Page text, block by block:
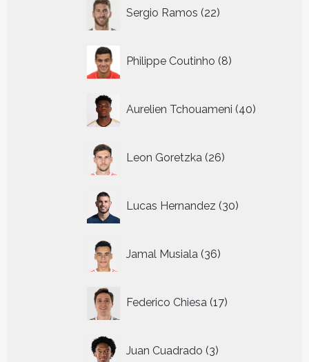
Sergio Ramos 22
producten
Philippe Coutinho 8
producten
Aurelien Tchouameni 40
producten
Leon Goretzka 26
producten
Lucas Hernandez 30
producten
Jamal Musiala 36
producten
Federico Chiesa 17
producten
Juan Cuadrado 3
producten